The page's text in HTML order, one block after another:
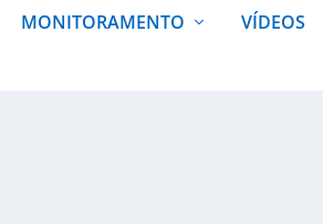
MONITORAMENTO VÍDEOS